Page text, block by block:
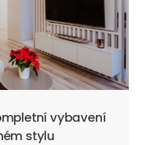
vybavení
stylu